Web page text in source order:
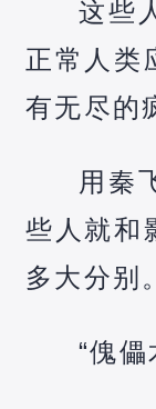
这些
正常人类
有无尽的
用秦
些人就和
多大分别。
“傀儡